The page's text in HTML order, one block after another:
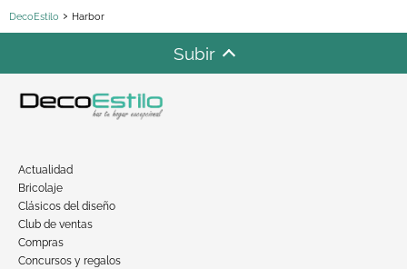
DecoEstilo Harbor
Subir
Actualidad
Bricolaje
Clásicos del diseño
Club de ventas
Compras
Concursos y regalos